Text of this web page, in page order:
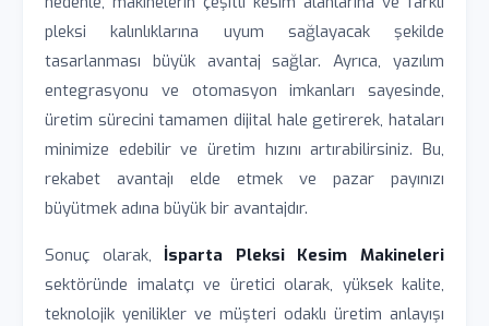
pleksi kalınlıklarına uyum sağlayacak şekilde
tasarlanması büyük avantaj sağlar. Ayrıca, yazılım
entegrasyonu ve otomasyon imkanları sayesinde,
üretim sürecini tamamen dijital hale getirerek, hataları
minimize edebilir ve üretim hızını artırabilirsiniz. Bu,
rekabet avantajı elde etmek ve pazar payınızı
büyütmek adına büyük bir avantajdır.
Sonuç olarak, İsparta Pleksi Kesim Makineleri
sektöründe imalatçı ve üretici olarak, yüksek kalite,
teknolojik yenilikler ve müşteri odaklı üretim anlayışı